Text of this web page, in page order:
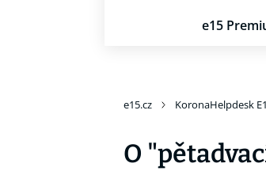
e15
e15.cz KoronaHelpdesk
O